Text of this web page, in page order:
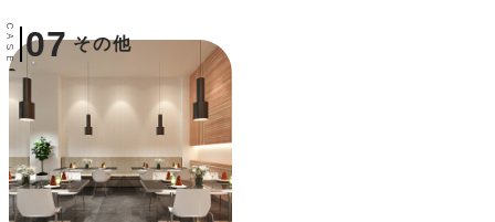
CASE 07 その他